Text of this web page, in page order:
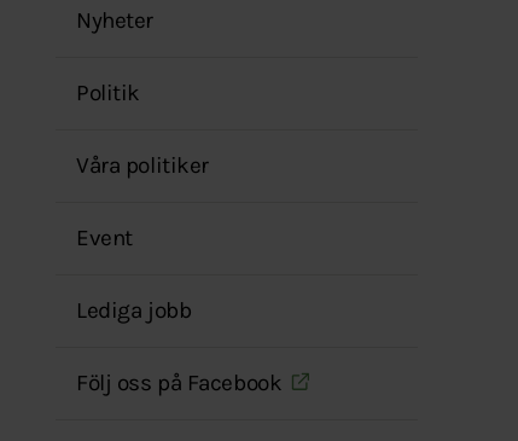
över
menyn
Nyheter
Politik
Våra politiker
Event
Lediga jobb
Följ oss på Facebook